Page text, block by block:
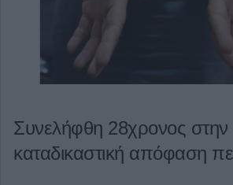
Συνελήφθη 28χρονος στην
καταδικαστική απόφαση